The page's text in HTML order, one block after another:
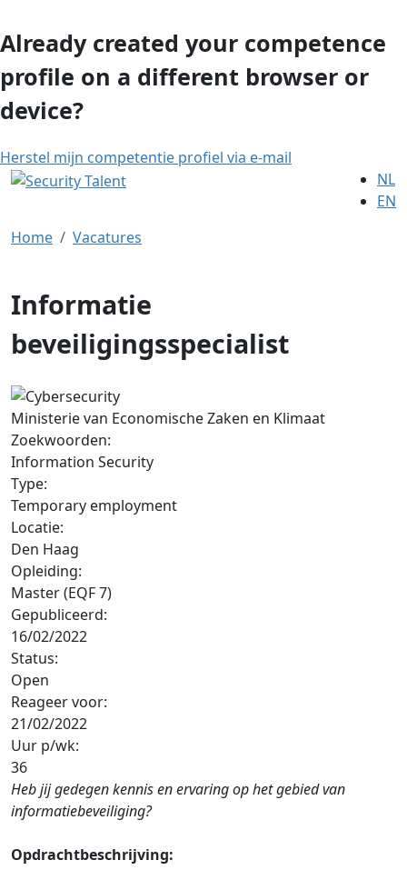
Already created your competence
profile on a different browser or
device?
Herstel mijn competentie profiel via e-mail
NL
EN
Home
Vacatures
Informatie
beveiligingsspecialist
Ministerie van Economische Zaken en Klimaat
Zoekwoorden:
Information Security
Type:
Temporary employment
Locatie:
Den Haag
Opleiding:
Master (EQF 7)
Gepubliceerd:
16/02/2022
Status:
Open
Reageer voor:
21/02/2022
Uur p/wk:
36
Heb jij gedegen kennis en ervaring op het gebied van
informatiebeveiliging?
Opdrachtbeschrijving: